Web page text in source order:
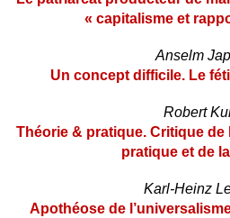
« capitalisme et
Anselm
Un concept difficile. Le
Robert
Théorie & pratique. Critique
pratique et de
Karl-Heinz
Apothéose de